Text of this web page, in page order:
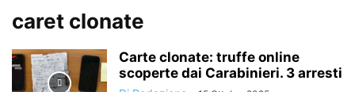
caret clonate
Carte clonate: truffe online
scoperte dai Carabinieri. 3 arresti